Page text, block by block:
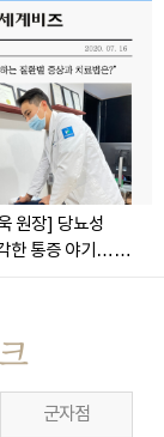
원장] 당뇨성
한 통증 야기…
군자점